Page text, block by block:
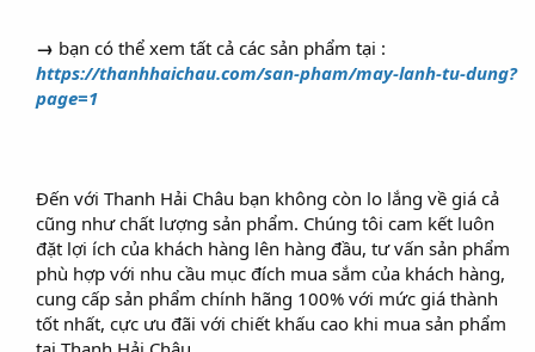
→ bạn có thể xem tất cả các sản phẩm tại :
https://thanhhaichau.com/san-pham/may-lanh-tu-dung?
page=1
Đến với Thanh Hải Châu bạn không còn lo lắng về giá cả
cũng như chất lượng sản phẩm. Chúng tôi cam kết luôn
đặt lợi ích của khách hàng lên hàng đầu, tư vấn sản phẩm
phù hợp với nhu cầu mục đích mua sắm của khách hàng,
cung cấp sản phẩm chính hãng 100% với mức giá thành
tốt nhất, cực ưu đãi với chiết khấu cao khi mua sản phẩm